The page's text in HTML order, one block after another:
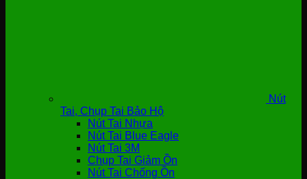
Nút
Tai, Chụp Tai Bảo Hộ
Nút Tai Nhựa
Nút Tai Blue Eagle
Nút Tai 3M
Chụp Tai Giảm Ồn
Nút Tai Chống Ồn